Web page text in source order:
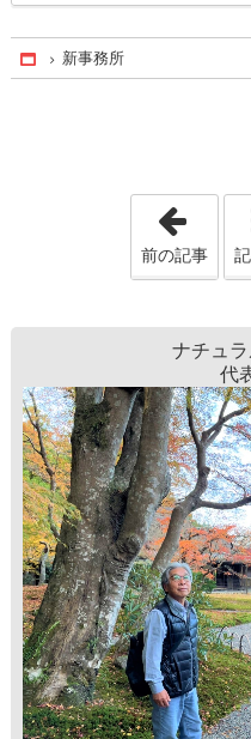
Home
新事務所
前の記事
ナチュ
代